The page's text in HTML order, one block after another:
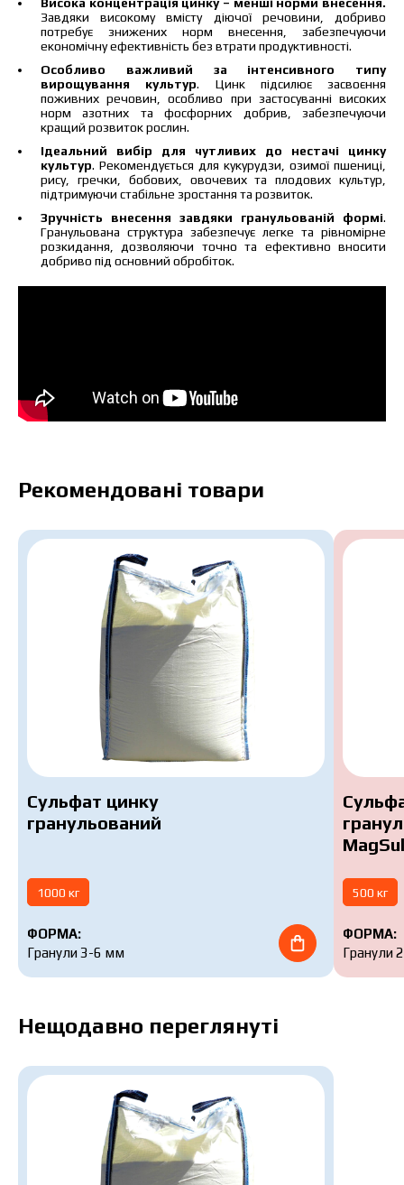
Висока концентрація цинку – менші норми внесення.
Завдяки високому вмісту діючої речовини, добриво
потребує знижених норм внесення, забезпечуючи
економічну ефективність без втрати продуктивності.
Особливо важливий за інтенсивного типу
вирощування культур. Цинк підсилює засвоєння
поживних речовин, особливо при застосуванні високих
норм азотних та фосфорних добрив, забезпечуючи
кращий розвиток рослин.
Ідеальний вибір для чутливих до нестачі цинку
культур. Рекомендується для кукурудзи, озимої пшениці,
рису, гречки, бобових, овочевих та плодових культур,
підтримуючи стабільне зростання та розвиток.
Зручність внесення завдяки гранульованій формі.
Гранульована структура забезпечує легке та рівномірне
розкидання, дозволяючи точно та ефективно вносити
добриво під основний обробіток.
Рекомендовані товари
Сульфат цинку
гранульований
1000 кг
ФОРМА:
Гранули 3-6 мм
MagSul
500 кг
ФОРМА:
Гранули
Нещодавно переглянуті
Ціна залежить від об’єму та регіону доставки.
Для прорахунку індивідуальної ціни заповніть
дані:
Я ознайомився та приймаю політику
Я ознайомився та приймаю політику